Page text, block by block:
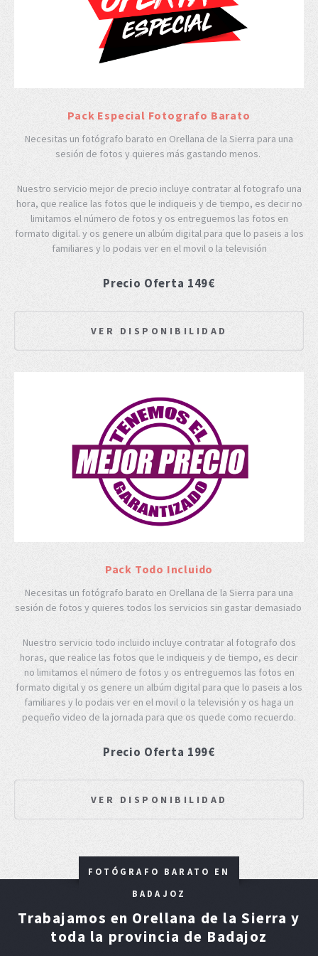
Pack Especial Fotografo Barato
Necesitas un fotógrafo barato en Orellana de la Sierra para una
sesión de fotos y quieres más gastando menos.
Nuestro servicio mejor de precio incluye contratar al fotografo una
hora, que realice las fotos que le indiqueis y de tiempo, es decir no
limitamos el número de fotos y os entreguemos las fotos en
formato digital. y os genere un albúm digital para que lo paseis a los
familiares y lo podais ver en el movil o la televisión
Precio Oferta 149€
VER DISPONIBILIDAD
Pack Todo Incluido
Necesitas un fotógrafo barato en Orellana de la Sierra para una
sesión de fotos y quieres todos los servicios sin gastar demasiado
Nuestro servicio todo incluido incluye contratar al fotografo dos
horas, que realice las fotos que le indiqueis y de tiempo, es decir
no limitamos el número de fotos y os entreguemos las fotos en
formato digital y os genere un albúm digital para que lo paseis a los
familiares y lo podais ver en el movil o la televisión y os haga un
pequeño video de la jornada para que os quede como recuerdo.
Precio Oferta 199€
VER DISPONIBILIDAD
FOTÓGRAFO BARATO EN
BADAJOZ
Trabajamos en Orellana de la Sierra y
toda la provincia de Badajoz